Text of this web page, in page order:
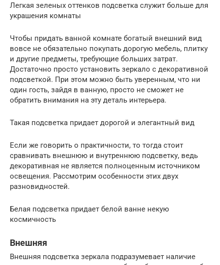
Легкая зеленых оттенков подсветка служит больше для
украшения комнаты
Чтобы придать ванной комнате богатый внешний вид
вовсе не обязательно покупать дорогую мебель, плитку
и другие предметы, требующие больших затрат.
Достаточно просто установить зеркало с декоративной
подсветкой. При этом можно быть уверенным, что ни
один гость, зайдя в ванную, просто не сможет не
обратить внимания на эту деталь интерьера.
Такая подсветка придает дорогой и элегантный вид
Если же говорить о практичности, то тогда стоит
сравнивать внешнюю и внутреннюю подсветку, ведь
декоративная не является полноценным источником
освещения. Рассмотрим особенности этих двух
разновидностей.
Белая подсветка придает белой ванне некую
космичность
Внешняя
Внешняя подсветка зеркала подразумевает наличие